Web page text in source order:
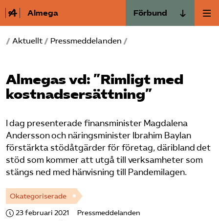
Almega Förbund
Almega Tjänste­förbunden
Almega Utbildning
Innovations­företagen
Medie­företagen
Säkerhets­företagen
Tåg­företagen
Vård­företagarna
Om Almega
Aktuellt
Medlemskapet
Mina sidor
Kontakt
Kurser & utbildningar
Påverkansarbete
/ Aktuellt / Pressmeddelanden /
Almegas vd: ”Rimligt med
kostnadsersättning”
I dag presenterade finansminister Magdalena
Andersson och näringsminister Ibrahim Baylan
förstärkta stödåtgärder för företag, däribland det
stöd som kommer att utgå till verksamheter som
stängs ned med hänvisning till Pandemilagen.
Okategoriserade
23 februari 2021 Pressmeddelanden